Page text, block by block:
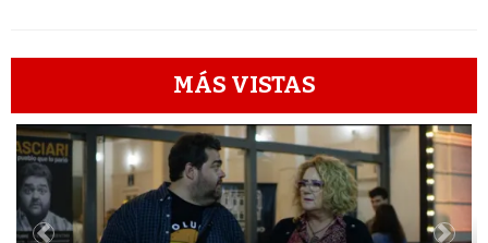
MÁS VISTAS
1